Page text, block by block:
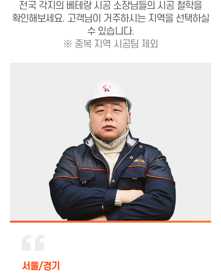
전국 각지의 베테랑 시공 소장님들의 시공 철학을
확인해보세요. 고객님이 거주하시는 지역을 선택하실
수 있습니다.
※ 중복 지역 시공팀 제외
서울/경기